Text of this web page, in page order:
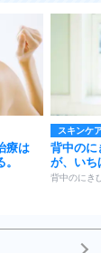
療は
スキンケ
背中のに
が、いち
背中のにき